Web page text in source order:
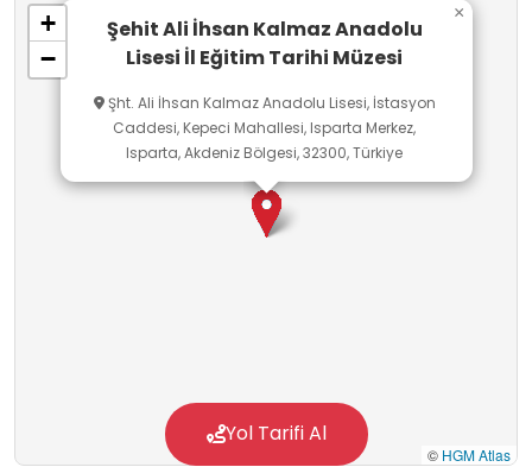
Şehit Ali İhsan Kalmaz Anadolu
Lisesi İl Eğitim Tarihi Müzesi
Şht. Ali İhsan Kalmaz Anadolu Lisesi, İstasyon
Caddesi, Kepeci Mahallesi, Isparta Merkez,
Isparta, Akdeniz Bölgesi, 32300, Türkiye
×
+
−
© HGM Atlas
Yol Tarifi Al